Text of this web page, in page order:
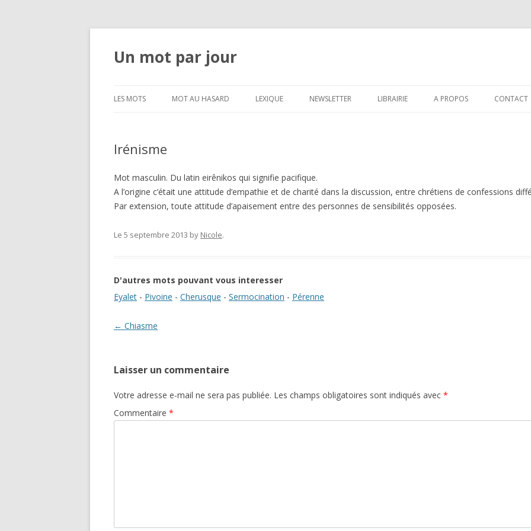
Un mot par jour
LES MOTS MOT AU HASARD LEXIQUE NEWSLETTER LIBRAIRIE A PROPOS CONTACT
Irénisme
Mot masculin. Du latin eirênikos qui signifie pacifique.
A l’origine c’était une attitude d’empathie et de charité dans la discussion, entre chrétiens de confessions
Par extension, toute attitude d’apaisement entre des personnes de sensibilités opposées.
Le 5 septembre 2013 by Nicole.
D'autres mots pouvant vous interesser
Eyalet - Pivoine - Cherusque - Sermocination - Pérenne
Navigation des articles
← Chiasme
Laisser un commentaire
Votre adresse e-mail ne sera pas publiée. Les champs obligatoires sont indiqués avec *
Commentaire *